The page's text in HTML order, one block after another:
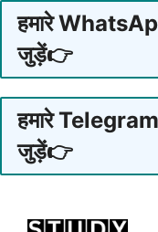
हमारे
जुड़ें👉
हमारे
जुड़ें👉